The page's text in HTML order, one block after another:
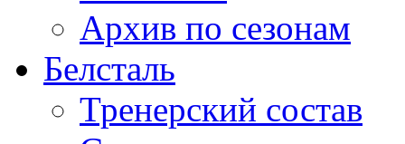
Архив по сезонам
Белсталь
Тренерский состав